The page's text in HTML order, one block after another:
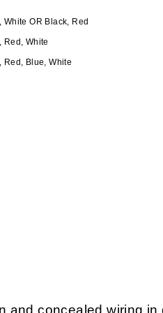
OR Black, Red
Red, White
Red, Blue, White
and concealed wiring in